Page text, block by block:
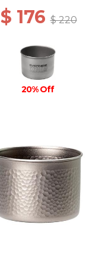
$ 176$ 220
20% Off